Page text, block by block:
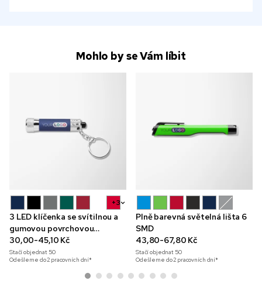
Mohlo by se Vám líbit
+3
3 LED klíčenka se svítilnou a
gumovou povrchovou
úpravou
30,00-45,10 Kč
Stačí objednat 50
Odešleme do 2 pracovních dní*
Plně barevná světelná lišta 6
SMD
43,80-67,80 Kč
Stačí objednat 50
Odešleme do 2 pracovních dní*